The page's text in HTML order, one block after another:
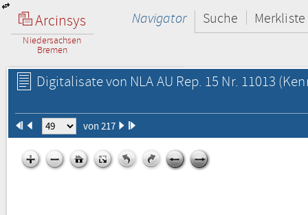
Arcinsys
Niedersachsen
Bremen
Navigator Suche Merkliste
Digitalisate von NLA AU Rep. 15 Nr. 11013
von 217